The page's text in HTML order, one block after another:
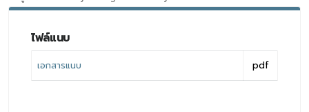
ไฟล์แนบ
เอกสารแนบ pdf